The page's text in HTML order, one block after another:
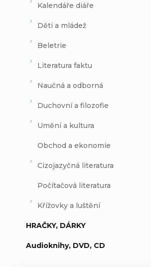
Kalendáře diáře
Děti a mládež
Beletrie
Literatura faktu
Naučná a odborná
Duchovní a filozofie
Umění a kultura
Obchod a ekonomie
Cizojazyčná literatura
Počítačová literatura
Křížovky a luštění
HRAČKY, DÁRKY
Audioknihy, DVD, CD